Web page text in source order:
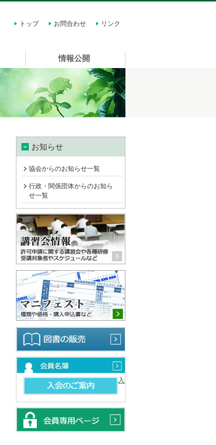
トップ
お問合わせ リンク
情報公開
お知らせ
協会からのお知らせ一覧
行政・関係団体からのお知ら
せ一覧
入会のご案内